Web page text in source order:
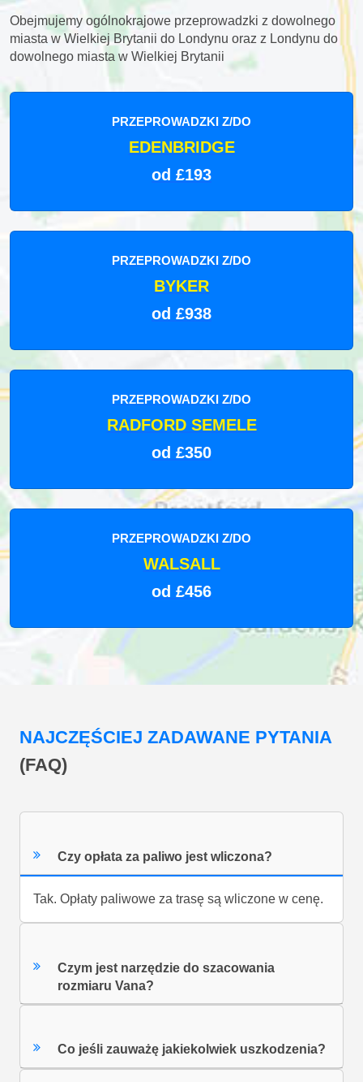
Obejmujemy ogólnokrajowe przeprowadzki z dowolnego
miasta w Wielkiej Brytanii do Londynu oraz z Londynu do
dowolnego miasta w Wielkiej Brytanii
PRZEPROWADZKI Z/DO
EDENBRIDGE
od £193
PRZEPROWADZKI Z/DO
BYKER
od £938
PRZEPROWADZKI Z/DO
RADFORD SEMELE
od £350
PRZEPROWADZKI Z/DO
WALSALL
od £456
NAJCZĘŚCIEJ ZADAWANE PYTANIA
(FAQ)
Czy opłata za paliwo jest wliczona?
Tak. Opłaty paliwowe za trasę są wliczone w cenę.
Czym jest narzędzie do szacowania
rozmiaru Vana?
Co jeśli zauważę jakiekolwiek uszkodzenia?